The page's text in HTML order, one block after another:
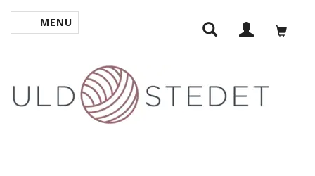
SKIFTE NAVIGATION
MENU